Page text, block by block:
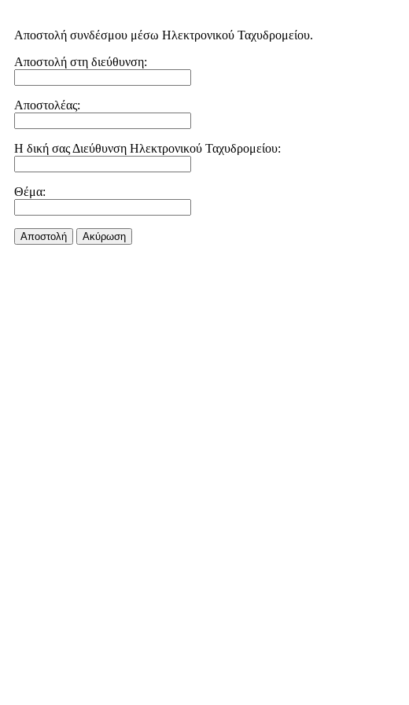
Αποστολή συνδέσμου μέσω Ηλεκτρονικού Ταχυδρομείου.
Αποστολή στη διεύθυνση:
Αποστολέας:
Η δική σας Διεύθυνση Ηλεκτρονικού Ταχυδρομείου:
Θέμα:
Αποστολή Aκύρωση